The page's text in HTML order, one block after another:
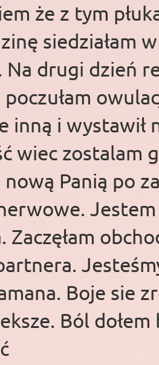
że z tym
siedziałam
Na drugi dzień
inną i
wiec zostalam
nową Panią po
Zaczęłam
Boje sie
Ból